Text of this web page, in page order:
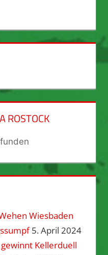
ROSTOCK
Wiesbaden
5. April 2024
Kellerduell